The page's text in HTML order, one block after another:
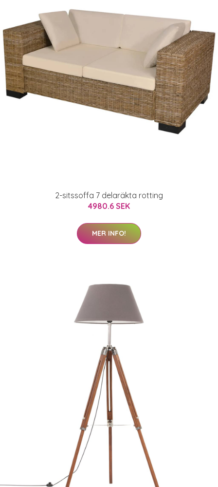
2-sitssoffa 7 delaräkta rotting
4980.6 SEK
MER INFO!